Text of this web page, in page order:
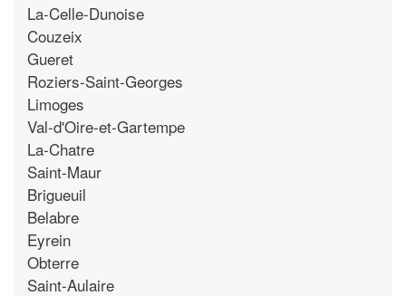
La-Celle-Dunoise
Couzeix
Gueret
Roziers-Saint-Georges
Limoges
Val-d'Oire-et-Gartempe
La-Chatre
Saint-Maur
Brigueuil
Belabre
Eyrein
Obterre
Saint-Aulaire